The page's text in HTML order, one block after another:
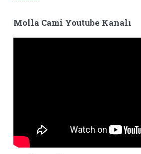
Molla Cami Youtube Kanalı